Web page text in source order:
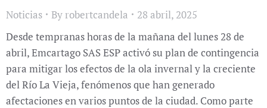
Noticias By robertcandela
28 abril, 2025
Desde tempranas horas de la mañana del lunes 28 de
abril, Emcartago SAS ESP activó su plan de contingencia
para mitigar los efectos de la ola invernal y la creciente
del Río La Vieja, fenómenos que han generado
afectaciones en varios puntos de la ciudad. Como parte